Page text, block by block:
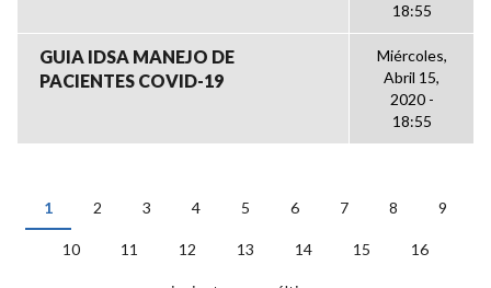
18:55
GUIA IDSA MANEJO DE
PACIENTES COVID-19
Miércoles,
Abril 15,
2020 -
18:55
PÁGINAS
1 2 3 4 5 6 7 8 9
10 11 12 13 14 15 16